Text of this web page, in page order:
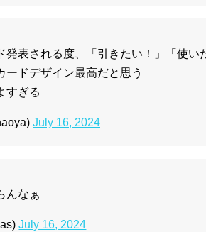
発表される度、「引きたい！」「使い
ドデザイン最高だと思う
すぎる
July 16, 2024
んなぁ
July 16, 2024